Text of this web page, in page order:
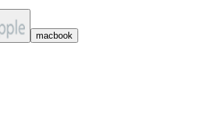
macbook